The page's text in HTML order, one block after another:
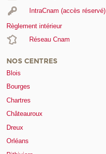
IntraCnam (accès réservé)
Règlement intérieur
Réseau Cnam
NOS CENTRES
Blois
Bourges
Chartres
Châteauroux
Dreux
Orléans